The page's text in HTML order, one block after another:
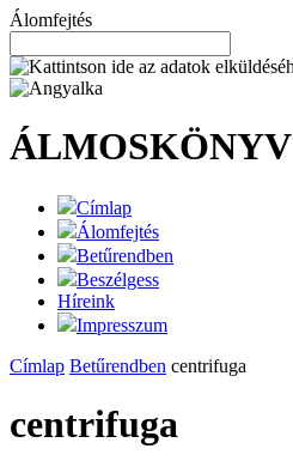
Álomfejtés
ÁLMOSKÖNYV
Címlap
Álomfejtés
Betűrendben
Beszélgess
Híreink
Impresszum
Címlap Betűrendben centrifuga
centrifuga